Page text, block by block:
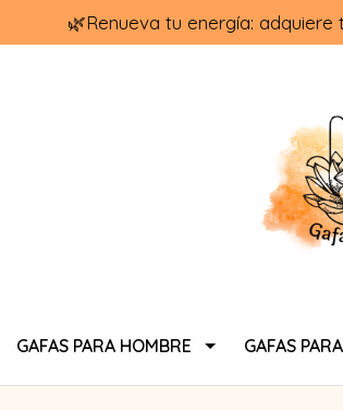
🌿Renueva tu energía:
GAFAS PARA HOMBRE GAFAS